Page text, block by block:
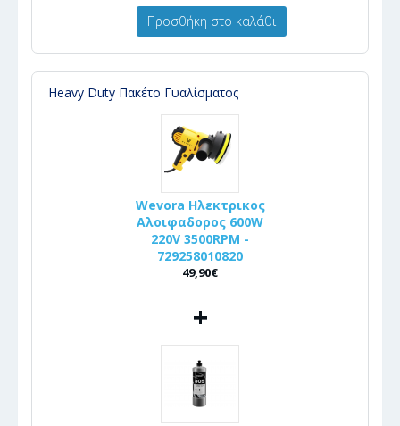
Προσθήκη στο καλάθι
Heavy Duty Πακέτο Γυαλίσματος
Wevora Ηλεκτρικος
Αλοιφαδορος 600W
220V 3500RPM -
729258010820
49,90€
+